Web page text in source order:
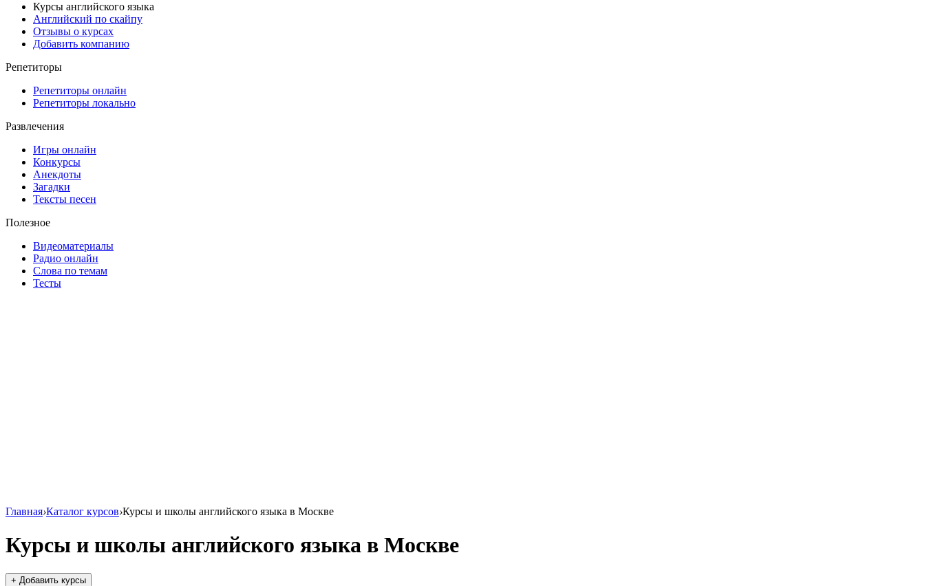
Курсы английского языка
Английский по скайпу
Отзывы о курсах
Добавить компанию
Репетиторы
Репетиторы онлайн
Репетиторы локально
Развлечения
Игры онлайн
Конкурсы
Анекдоты
Загадки
Тексты песен
Полезное
Видеоматериалы
Радио онлайн
Слова по темам
Тесты
Главная›Каталог курсов›Курсы и школы английского языка в Москве
Курсы и школы английского языка в Москве
+ Добавить курсы